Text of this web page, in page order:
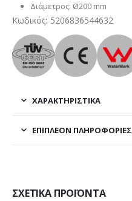
Διάμετρος: Ø200 mm
Κωδικός: 5206836544632
ΧΑΡΑΚΤΗΡΙΣΤΙΚΑ
ΕΠΙΠΛΈΟΝ ΠΛΗΡΟΦΟΡΊΕΣ
ΣΧΕΤΙΚΆ ΠΡΟΪΌΝΤΑ